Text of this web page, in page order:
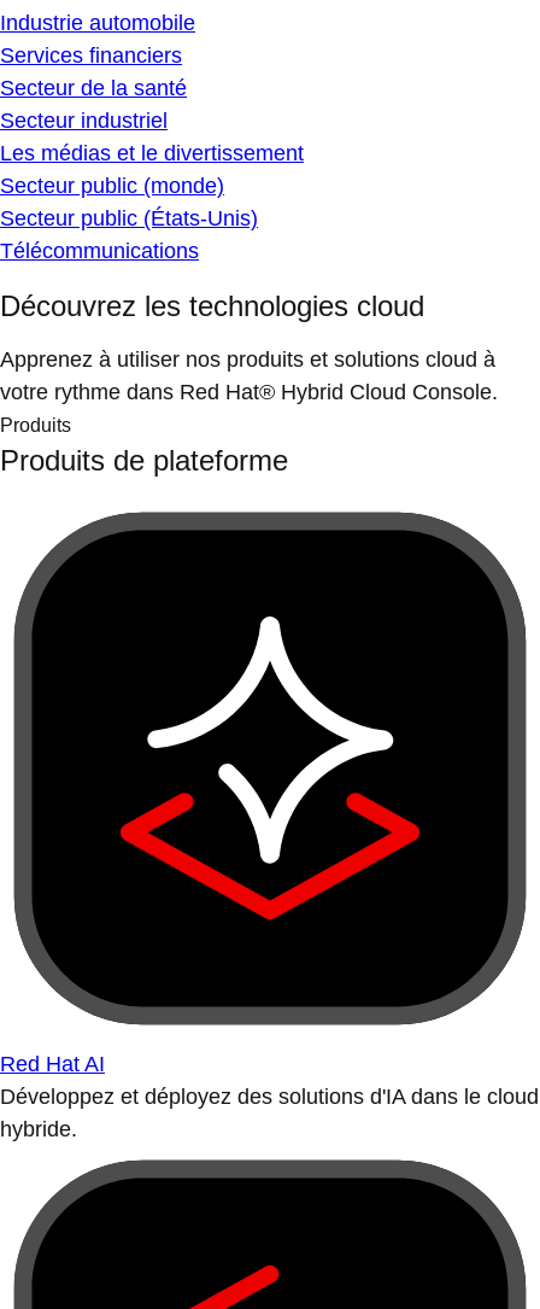
Industrie automobile
Services financiers
Secteur de la santé
Secteur industriel
Les médias et le divertissement
Secteur public (monde)
Secteur public (États-Unis)
Télécommunications
Découvrez les technologies cloud
Apprenez à utiliser nos produits et solutions cloud à
votre rythme dans Red Hat® Hybrid Cloud Console.
Produits
Produits de plateforme
Red Hat AI
Développez et déployez des solutions d'IA dans le cloud
hybride.